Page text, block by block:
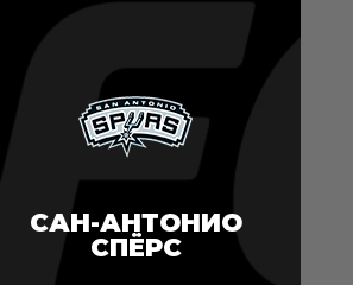
САН-АНТОНИО
СПЁРС